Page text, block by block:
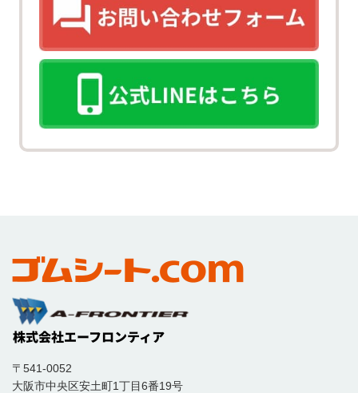
〒541-0052
大阪市中央区安土町1丁目6番19号